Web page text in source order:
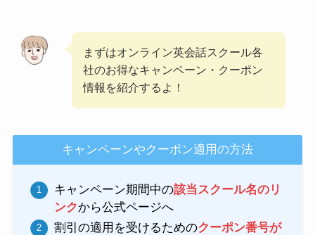
まずはオンライン英会話スクール各
社のお得なキャンペーン・クーポン
情報を紹介するよ！
キャンペーンやクーポン適用の方法
キャンペーン期間中の該当スクール名のリ
ンクから公式ページへ
割引の適用を受けるためのクーポン番号が